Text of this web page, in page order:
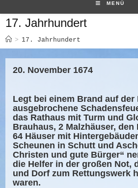
MENÜ
17. Jahrhundert
> 17. Jahrhundert
20. November 1674
Legt bei einem Brand auf der
ausgebrochene
das Rathaus mit Turm und
Brauhaus, 2 Malzhäuser,
64 Häuser mit
Scheunen in Schutt und
Christen und gute Bürger“
die Helfer in der großen Not,
und Dorf zum Rettungswerk
waren.